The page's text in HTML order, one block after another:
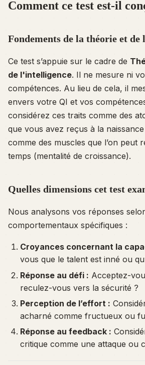
Comment ce test est-il
Fondements de la théorie et de
Ce test s’appuie sur le cadre de
de l'intelligence. Il ne mesure ni
compétences. Au lieu de cela, il
envers votre QI et vos
considérez ces traits comme des
que vous avez reçus à la
comme des muscles que l’on peut
temps (mentalité de croissance).
Quelles dimensions cet test
Nous analysons vos réponses
comportementaux spécifiques :
Croyances concernant la
vous que le talent est inné ou
Réponse au défi : Acceptez-
reculez-vous vers la sécurité ?
Perception de l’effort :
acharné comme fructueux ou
Réponse au feedback :
critique comme une attaque ou